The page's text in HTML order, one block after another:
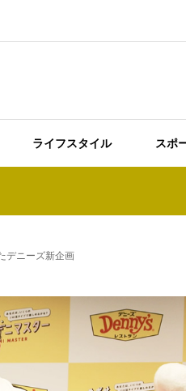
ライフスタイル スポ
デニーズ新企画